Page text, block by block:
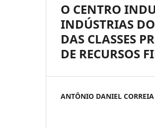
O CENTRO
INDÚSTRIAS
DAS CLASSES
DE RECURSOS
ANTÔNIO DANIEL